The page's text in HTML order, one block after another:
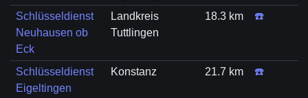
Schlüsseldienst
Neuhausen ob
Eck
Landkreis
Tuttlingen
18.3 km ☎️
Schlüsseldienst
Eigeltingen
Konstanz 21.7 km ☎️